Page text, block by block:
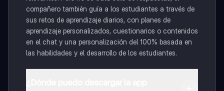
compañero también guía a los estudiantes a través de
sus retos de aprendizaje diarios, con planes de
aprendizaje personalizados, cuestionarios o contenidos
en el chat y una personalización del 100% basada en
las habilidades y el desarrollo de los estudiantes.